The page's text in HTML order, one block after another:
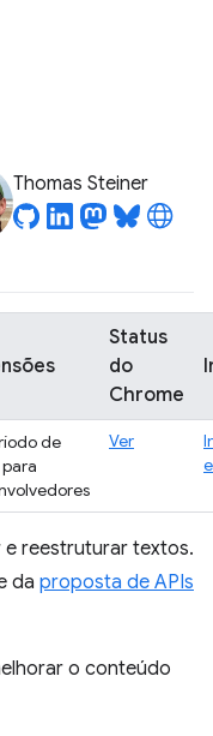
Thomas Steiner
Status
do
Chrome
de
Ver
e reestruturar textos.
da proposta de APIs
o conteúdo